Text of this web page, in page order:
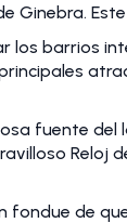
Ginebra.
los barrios
fuente del
Reloj
fondue de